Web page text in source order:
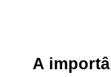
A